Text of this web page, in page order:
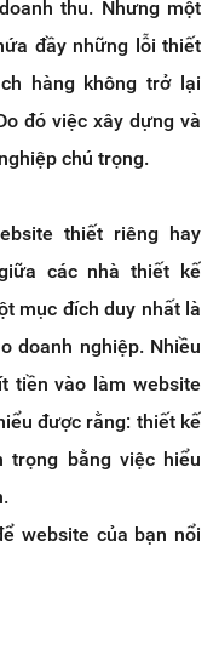
thu. Nhưng một
đầy những lỗi thiết
hàng không trở lại
đó việc xây dựng và
chú trọng.
thiết riêng hay
các nhà thiết kế
mục đích duy nhất là
doanh nghiệp. Nhiều
tiền vào làm website
được rằng: thiết kế
trọng bằng việc hiểu
website của bạn nổi